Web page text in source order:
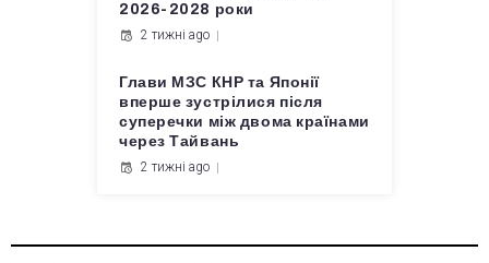
2026-2028 роки
2 тижні ago
Глави МЗС КНР та Японії
вперше зустрілися після
суперечки між двома країнами
через Тайвань
2 тижні ago